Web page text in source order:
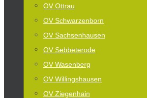
OV Ottrau
OV Schwarzenborn
OV Sachsenhausen
OV Sebbeterode
OV Wasenberg
OV Willingshausen
OV Ziegenhain